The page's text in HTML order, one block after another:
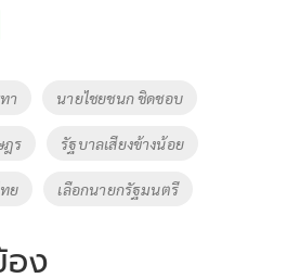
า นายไชยชนก ชิดชอบ
ฎร รัฐบาลเสียงข้างน้อย
ย เลือกนายกรัฐมนตรี
อง